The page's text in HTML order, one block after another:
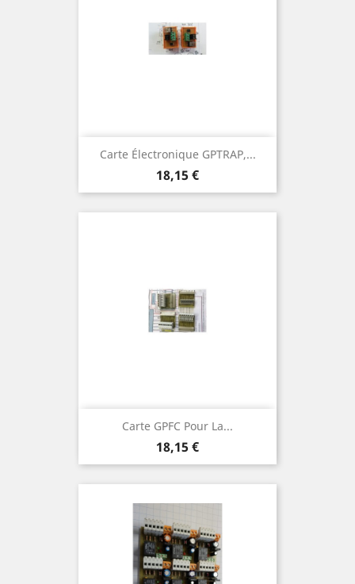
Carte Électronique GPTRAP,...
Prix
18,15 €
Carte GPFC Pour La...
Prix
18,15 €